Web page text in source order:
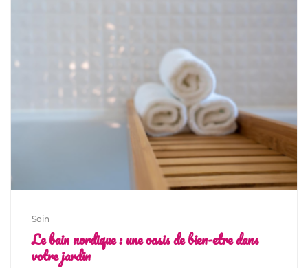
Soin
Le bain nordique : une oasis de bien-etre dans
votre jardin